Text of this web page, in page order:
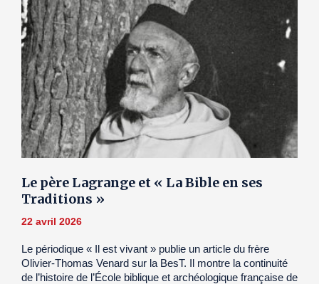
Le père Lagrange et « La Bible en ses
Traditions »
22 avril 2026
Le périodique « Il est vivant » publie un article du frère
Olivier-Thomas Venard sur la BesT. Il montre la continuité
de l’histoire de l’École biblique et archéologique française de